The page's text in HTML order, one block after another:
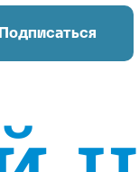
Подписаться